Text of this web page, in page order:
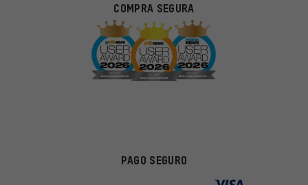
COMPRA SEGURA
PAGO SEGURO